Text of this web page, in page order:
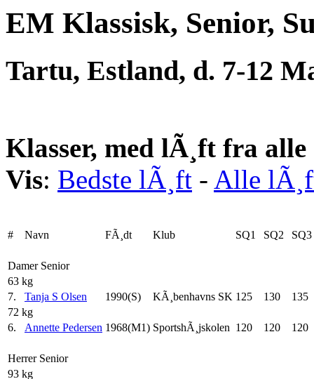
EM Klassisk, Senior,
Tartu, Estland, d. 7-12
Klasser, med lÃ¸ft fra
Vis: Bedste lÃ¸ft - Alle
# Navn FÃ¸dt Klub SQ1 SQ2 SQ3
Damer Senior
63 kg
7.
Tanja S Olsen 1990(S) KÃ¸benhavns SK 125 130
135
72 kg
6.
Annette Pedersen 1968(M1) SportshÃ¸jskolen 120 120 120
Herrer Senior
93 kg